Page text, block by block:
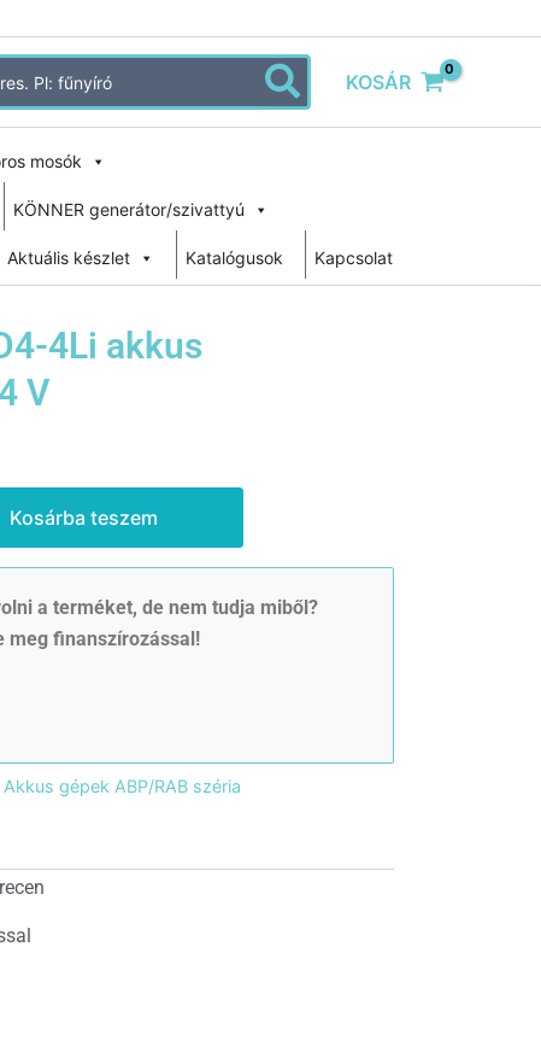
KOSÁR
mosók
KÖNNER generátor/szivattyú
Aktuális készlet Katalógusok Kapcsolat
4Li akkus
V
Kosárba teszem
a terméket, de nem tudja miből?
meg finanszírozással!
Akkus gépek ABP/RAB széria